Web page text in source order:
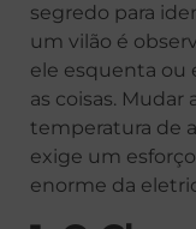
segredo para
um vilão é
ele esquenta ou
as coisas. Mudar
temperatura de
exige um esforço
enorme da